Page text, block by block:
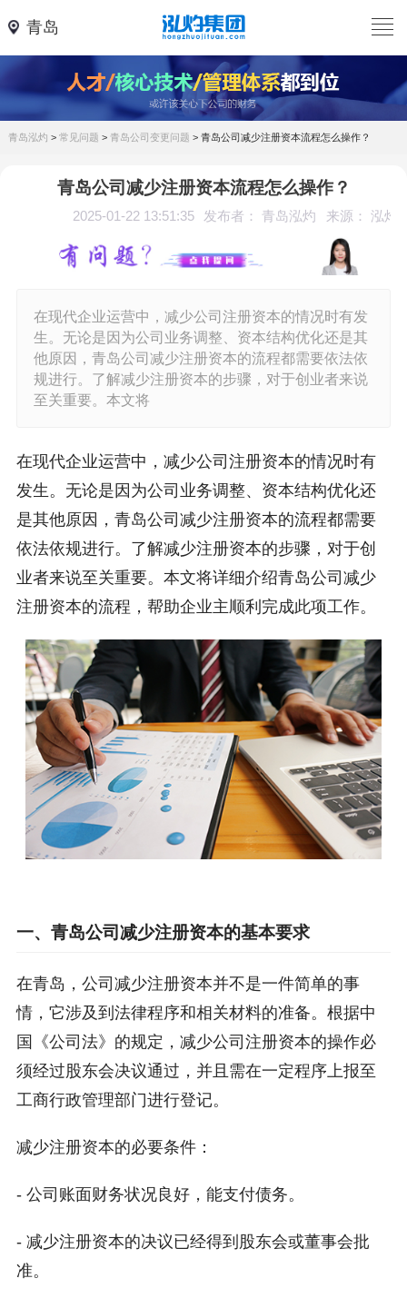
青岛
青岛泓灼 > 常见问题 > 青岛公司变更问题 > 青岛公司减少注册资本流程怎么操作？
青岛公司减少注册资本流程怎么操作？
2025-01-22 13:51:35 发布者： 青岛泓灼 来源： 泓灼
在现代企业运营中，减少公司注册资本的情况时有发
生。无论是因为公司业务调整、资本结构优化还是其
他原因，青岛公司减少注册资本的流程都需要依法依
规进行。了解减少注册资本的步骤，对于创业者来说
至关重要。本文将
在现代企业运营中，减少公司注册资本的情况时有
发生。无论是因为公司业务调整、资本结构优化还
是其他原因，青岛公司减少注册资本的流程都需要
依法依规进行。了解减少注册资本的步骤，对于创
业者来说至关重要。本文将详细介绍青岛公司减少
注册资本的流程，帮助企业主顺利完成此项工作。
一、青岛公司减少注册资本的基本要求
在青岛，公司减少注册资本并不是一件简单的事
情，它涉及到法律程序和相关材料的准备。根据中
国《公司法》的规定，减少公司注册资本的操作必
须经过股东会决议通过，并且需在一定程序上报至
工商行政管理部门进行登记。
减少注册资本的必要条件：
- 公司账面财务状况良好，能支付债务。
- 减少注册资本的决议已经得到股东会或董事会批
准。